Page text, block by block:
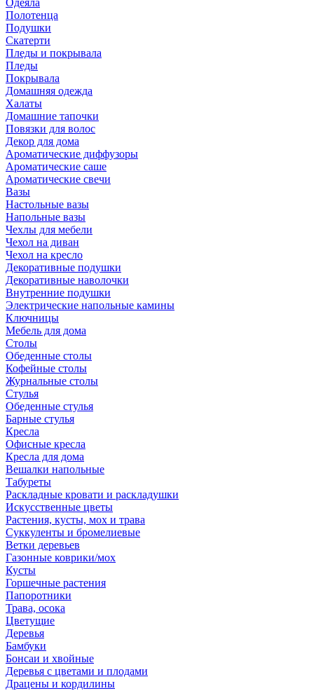
Одеяла
Полотенца
Подушки
Скатерти
Пледы и покрывала
Пледы
Покрывала
Домашняя одежда
Халаты
Домашние тапочки
Повязки для волос
Декор для дома
Ароматические диффузоры
Ароматические саше
Ароматические свечи
Вазы
Настольные вазы
Напольные вазы
Чехлы для мебели
Чехол на диван
Чехол на кресло
Декоративные подушки
Декоративные наволочки
Внутренние подушки
Электрические напольные камины
Ключницы
Мебель для дома
Столы
Обеденные столы
Кофейные столы
Журнальные столы
Стулья
Обеденные стулья
Барные стулья
Кресла
Офисные кресла
Кресла для дома
Вешалки напольные
Табуреты
Раскладные кровати и раскладушки
Искусственные цветы
Растения, кусты, мох и трава
Суккуленты и бромелиевые
Ветки деревьев
Газонные коврики/мох
Кусты
Горшечные растения
Папоротники
Трава, осока
Цветущие
Деревья
Бамбуки
Бонсаи и хвойные
Деревья с цветами и плодами
Драцены и кордилины